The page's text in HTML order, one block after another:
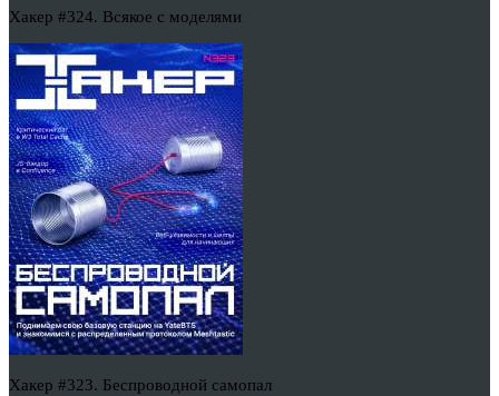
Хакер #324. Всякое с моделями
Хакер #323. Беспроводной самопал